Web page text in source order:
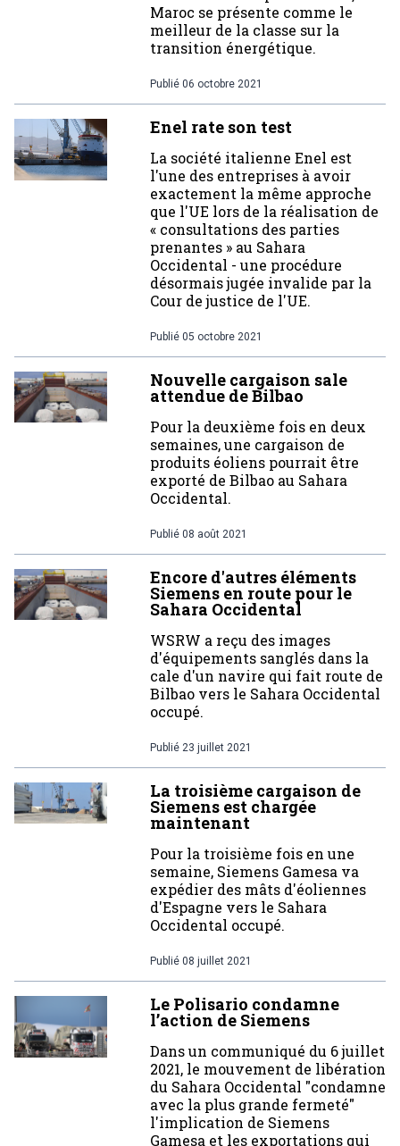
Maroc se présente comme le
meilleur de la classe sur la
transition énergétique.
Publié 06 octobre 2021
Enel rate son test
La société italienne Enel est
l'une des entreprises à avoir
exactement la même approche
que l'UE lors de la réalisation de
« consultations des parties
prenantes » au Sahara
Occidental - une procédure
désormais jugée invalide par la
Cour de justice de l'UE.
Publié 05 octobre 2021
Nouvelle cargaison sale
attendue de Bilbao
Pour la deuxième fois en deux
semaines, une cargaison de
produits éoliens pourrait être
exporté de Bilbao au Sahara
Occidental.
Publié 08 août 2021
Encore d'autres éléments
Siemens en route pour le
Sahara Occidental
WSRW a reçu des images
d'équipements sanglés dans la
cale d'un navire qui fait route de
Bilbao vers le Sahara Occidental
occupé.
Publié 23 juillet 2021
La troisième cargaison de
Siemens est chargée
maintenant
Pour la troisième fois en une
semaine, Siemens Gamesa va
expédier des mâts d'éoliennes
d'Espagne vers le Sahara
Occidental occupé.
Publié 08 juillet 2021
Le Polisario condamne
l’action de Siemens
Dans un communiqué du 6 juillet
2021, le mouvement de libération
du Sahara Occidental "condamne
avec la plus grande fermeté"
l'implication de Siemens
Gamesa et les exportations qui